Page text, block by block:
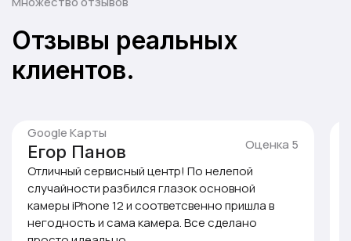
Отзывы реальных
клиентов.
Оценка 5
Яндекс.Карты
Аркадий
Менял аккумулятор на iPhone 7. Поменяли при
мне за пол часа. Были очень вежливы и оставили
приятное впечатление. Буду обращаться еще!